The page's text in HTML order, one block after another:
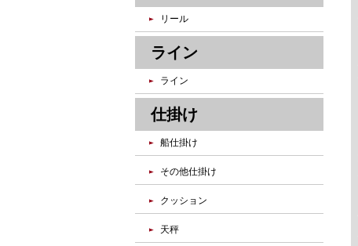
リール
ライン
ライン
仕掛け
船仕掛け
その他仕掛け
クッション
天秤